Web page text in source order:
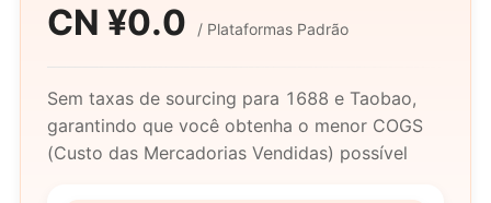
CN ¥0.0 / Plataformas Padrão
Sem taxas de sourcing para 1688 e Taobao,
garantindo que você obtenha o menor COGS
(Custo das Mercadorias Vendidas) possível